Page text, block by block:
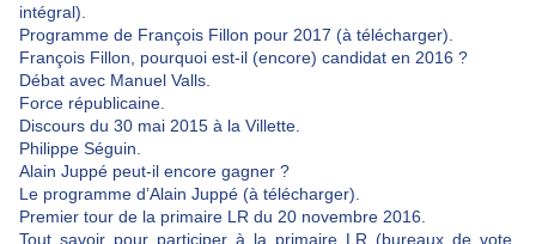
intégral).
Programme de François Fillon pour 2017 (à télécharger).
François Fillon, pourquoi est-il (encore) candidat en 2016 ?
Débat avec Manuel Valls.
Force républicaine.
Discours du 30 mai 2015 à la Villette.
Philippe Séguin.
Alain Juppé peut-il encore gagner ?
Le programme d’Alain Juppé (à télécharger).
Premier tour de la primaire LR du 20 novembre 2016.
Tout savoir pour participer à la primaire LR (bureaux de vote,